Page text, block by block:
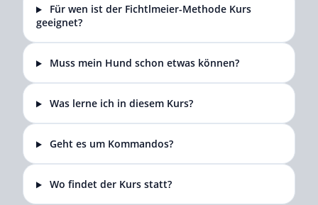
Für wen ist der Fichtlmeier-Methode Kurs
geeignet?
Muss mein Hund schon etwas können?
Was lerne ich in diesem Kurs?
Geht es um Kommandos?
Wo findet der Kurs statt?